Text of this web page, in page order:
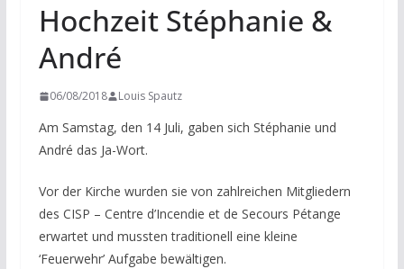
Hochzeit Stéphanie &
André
06/08/2018 Louis Spautz
Am Samstag, den 14 Juli, gaben sich Stéphanie und
André das Ja-Wort.
Vor der Kirche wurden sie von zahlreichen Mitgliedern
des CISP – Centre d’Incendie et de Secours Pétange
erwartet und mussten traditionell eine kleine
‘Feuerwehr’ Aufgabe bewältigen.